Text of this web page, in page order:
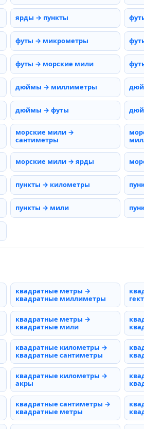
ярды → пункты
футы → микрометры
футы → морские мили
дюймы → миллиметры
дюймы → футы
морские мили →
сантиметры
морские мили → ярды
пункты → километры
пункты → мили
квадратные метры →
квадратные миллиметры
квадратные метры →
квадратные мили
квадратные километры →
квадратные сантиметры
квадратные километры →
акры
квадратные сантиметры →
квадратные метры